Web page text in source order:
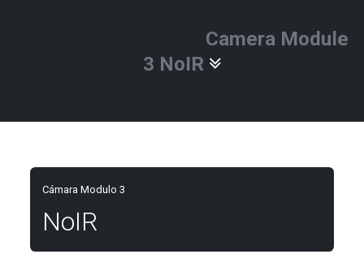
Camera Module
3 NoIR
Cámara Modulo 3
NoIR